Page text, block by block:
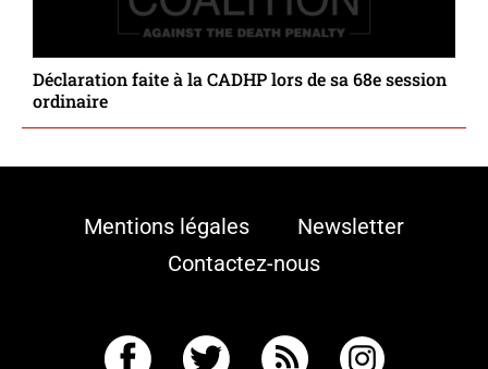
Déclaration faite à la CADHP lors de sa 68e session
ordinaire
Mentions légales
Newsletter
Contactez-nous